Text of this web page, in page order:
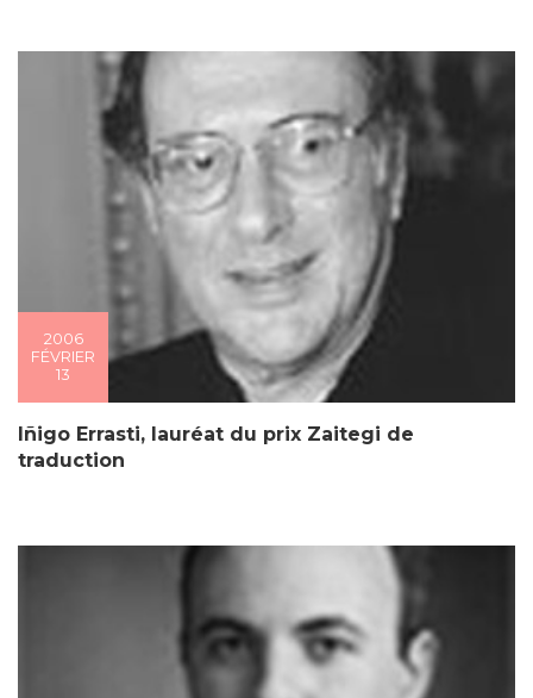
2006
FÉVRIER
13
Iñigo Errasti, lauréat du prix Zaitegi de
traduction